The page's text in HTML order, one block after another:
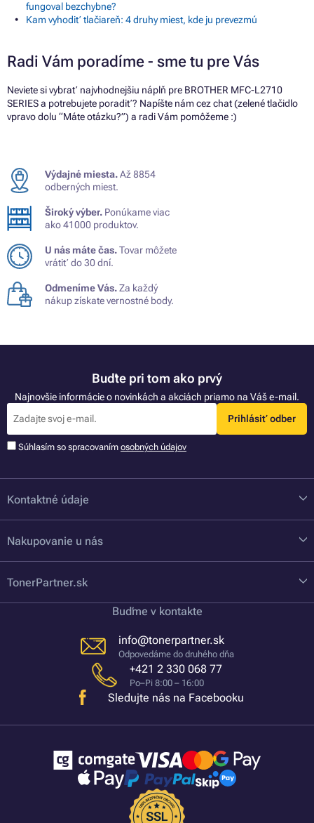
fungoval bezchybne?
Kam vyhodiť tlačiareň: 4 druhy miest, kde ju prevezmú
Radi Vám poradíme - sme tu pre Vás
Neviete si vybrať najvhodnejšiu náplň pre BROTHER MFC-L2710
SERIES a potrebujete poradiť? Napíšte nám cez chat (zelené tlačidlo
vpravo dolu “Máte otázku?”) a radi Vám pomôžeme :)
Výdajné miesta.Až 8854
odberných miest.
Široký výber. Ponúkame viac
ako 41000 produktov.
U nás máte čas.Tovar môžete
vrátiť do 30 dní.
Odmeníme Vás.Za každý
nákup získate vernostné body.
Buďte pri tom ako prvý
Najnovšie informácie o novinkách a akciách priamo na Váš e-mail.
Prihlásiť odber
Súhlasím so spracovaním osobných údajov
Kontaktné údaje
Nakupovanie u nás
TonerPartner.sk
Buďme v kontakte
info@tonerpartner.sk
Odpovedáme do druhého dňa
+421 2 330 068 77
Po–Pi 8:00 – 16:00
Sledujte nás na Facebooku